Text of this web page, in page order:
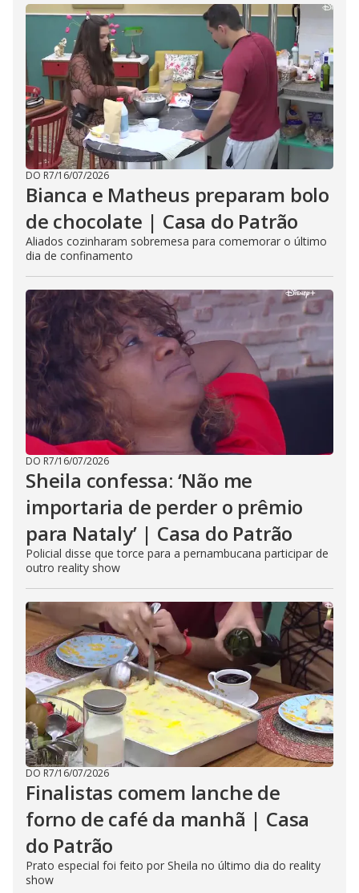
DO R7/16/07/2026
Bianca e Matheus preparam bolo
de chocolate | Casa do Patrão
Aliados cozinharam sobremesa para comemorar o último
dia de confinamento
DO R7/16/07/2026
Sheila confessa: ‘Não me
importaria de perder o prêmio
para Nataly’ | Casa do Patrão
Policial disse que torce para a pernambucana participar de
outro reality show
DO R7/16/07/2026
Finalistas comem lanche de
forno de café da manhã | Casa
do Patrão
Prato especial foi feito por Sheila no último dia do reality
show